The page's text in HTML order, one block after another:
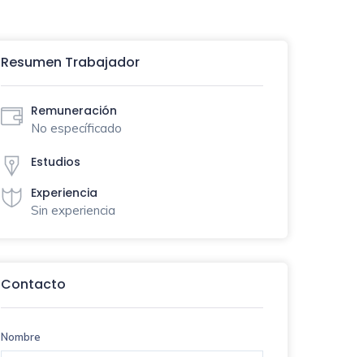
Resumen Trabajador
Remuneración
No específicado
Estudios
Experiencia
Sin experiencia
Contacto
Nombre